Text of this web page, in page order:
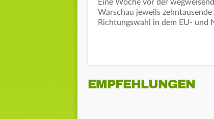
Eine Woche vor der
Warschau jeweils
Richtungswahl in dem EU- und
EMPFEHLUNGEN